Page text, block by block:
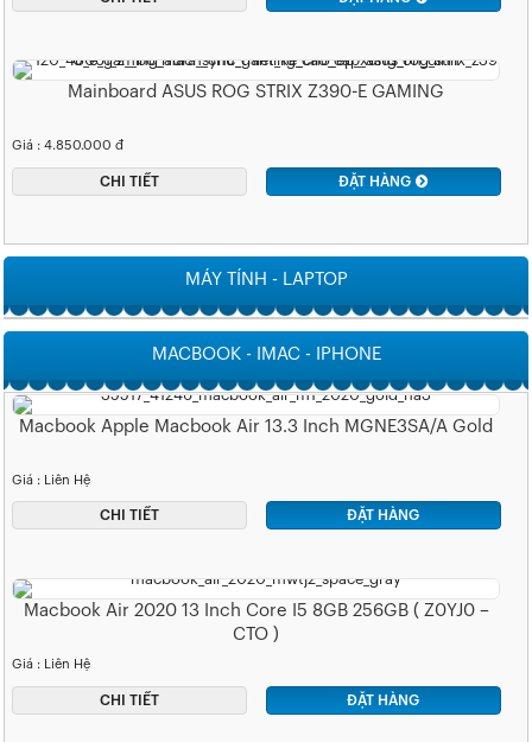
Mainboard ASUS ROG STRIX Z390-E GAMING
Giá : 4.850.000 đ
CHI TIẾT ĐẶT HÀNG
MÁY TÍNH - LAPTOP
MACBOOK - IMAC - IPHONE
Macbook Apple Macbook Air 13.3 Inch MGNE3SA/A Gold
Giá : Liên Hệ
CHI TIẾT ĐẶT HÀNG
Macbook Air 2020 13 Inch Core I5 8GB 256GB ( Z0YJ0 –
CTO )
Giá : Liên Hệ
CHI TIẾT ĐẶT HÀNG